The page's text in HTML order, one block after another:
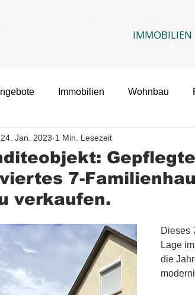
IMMOBILIEN
Immobilien Wohnbau
7-
verkaufen.
24. Jan. 2023 1 Min. Lesezeit
Dieses
Lage
die